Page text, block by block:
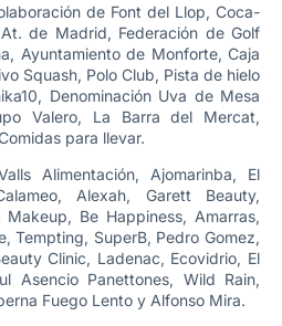
de Font del Llop, Coca-
de Madrid, Federación de Golf
Ayuntamiento de Monforte, Caja
Squash, Polo Club, Pista de hielo
Denominación Uva de Mesa
Valero, La Barra del Mercat,
para llevar.
Alimentación, Ajomarinba, El
Alexah, Garett Beauty,
Be Happiness, Amarras,
Tempting, SuperB, Pedro Gomez,
Clinic, Ladenac, Ecovidrio, El
Asencio Panettones, Wild Rain,
Fuego Lento y Alfonso Mira.